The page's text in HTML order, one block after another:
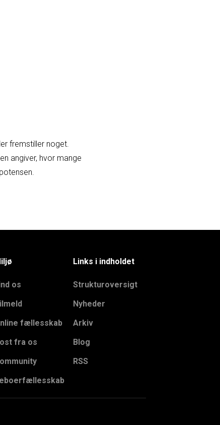
fremstiller noget.
angiver, hvor mange
os
fællesskab
fra os
Links i indholdet
Strukturoversigt
Nyheder
Arkiv
Blog
RSS